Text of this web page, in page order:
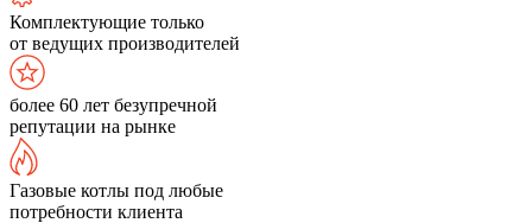
Комплектующие только
от ведущих производителей
более 60 лет безупречной
репутации на рынке
Газовые котлы под любые
потребности клиента